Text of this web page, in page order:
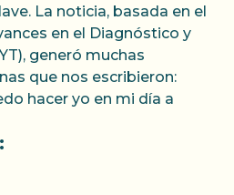
La noticia, basada en el
en el Diagnóstico y
generó muchas
que nos escribieron:
hacer yo en mi día a